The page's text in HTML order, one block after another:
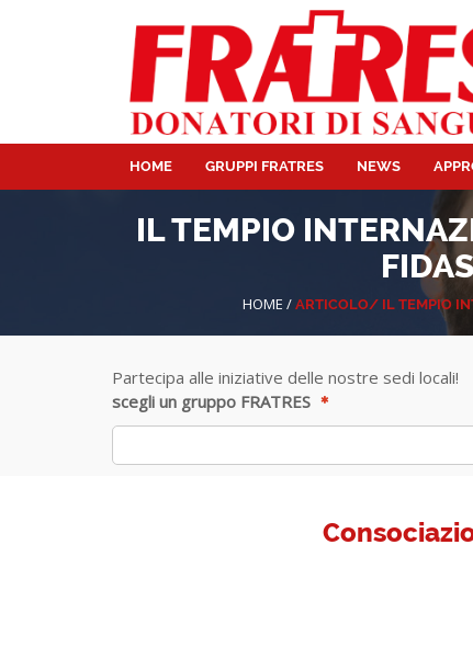
HOME GRUPPI FRATRES NEWS
IL TEMPIO
HOME / ARTICOLO/ IL TEMPIO
Partecipa alle iniziative delle nostre sedi locali!
scegli un gruppo FRATRES